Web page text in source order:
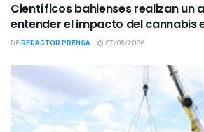
Científicos bahienses realizan un
entender el impacto del cannabis
DEREDACTOR PRENSA 07/08/2026